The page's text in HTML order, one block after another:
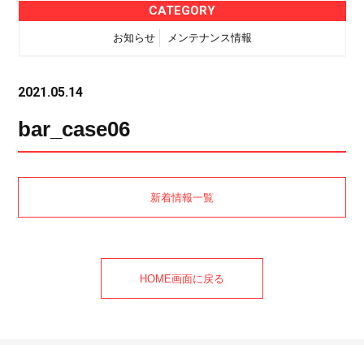
CATEGORY
お知らせ メンテナンス情報
2021.05.14
bar_case06
新着情報一覧
HOME画面に戻る